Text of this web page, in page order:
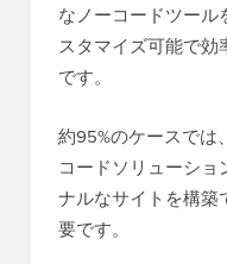
なノーコードツール
スタマイズ可能で効
です。
約95%のケースでは、
コードソリューショ
ナルなサイトを構築
要です。